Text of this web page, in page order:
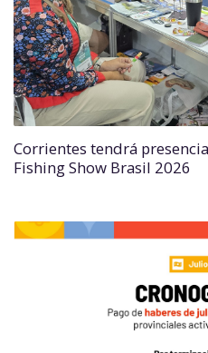
Corrientes tendrá
Fishing Show Brasil 2026